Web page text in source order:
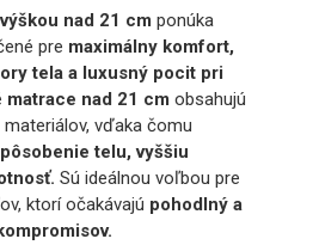
nad 21 cm ponúka
pre maximálny komfort,
tela a luxusný pocit pri
matrace nad 21 cm obsahujú
vďaka čomu
telu, vyššiu
Sú ideálnou voľbou pre
ktorí očakávajú pohodlný a